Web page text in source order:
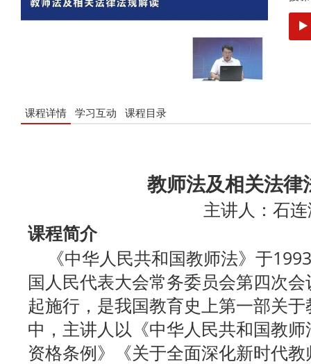
课程详情 学习互动 课程目录
教师法及相关法律
主讲人：石
课程简介
《中华人民共和国教师法》于
国人民代表大会常务委员会第四次
起施行，是我国教育史上第一部关
中，主讲人以《中华人民共和国教
资格条例》《关于全面深化新时代